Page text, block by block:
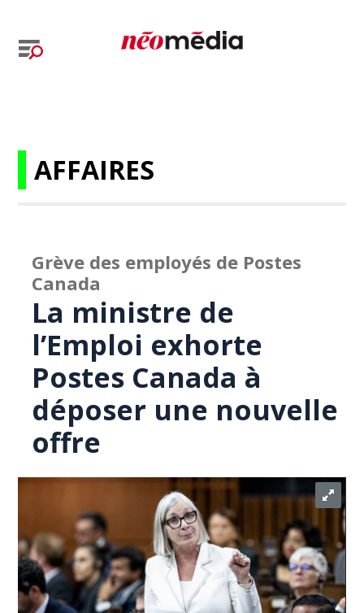
AFFAIRES
Grève des employés de Postes
Canada
La ministre de
l’Emploi exhorte
Postes Canada à
déposer une nouvelle
offre